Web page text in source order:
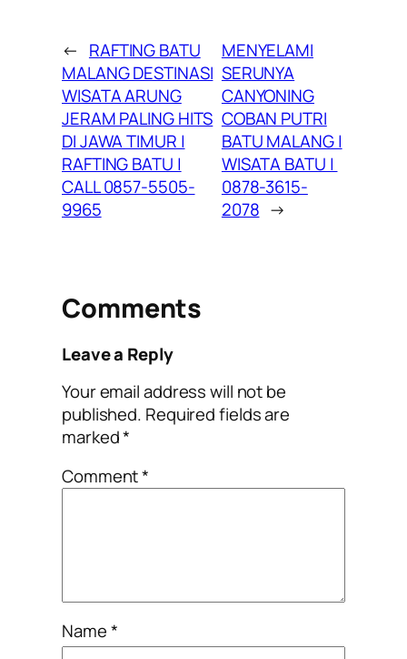
← RAFTING BATU
MALANG DESTINASI
WISATA ARUNG
JERAM PALING HITS
DI JAWA TIMUR |
RAFTING BATU |
CALL 0857-5505-
9965
MENYELAMI
SERUNYA
CANYONING
COBAN PUTRI
BATU MALANG |
WISATA BATU |
0878-3615-
2078 →
Comments
Leave a Reply
Your email address will not be
published. Required fields are
marked*
Comment*
Name*